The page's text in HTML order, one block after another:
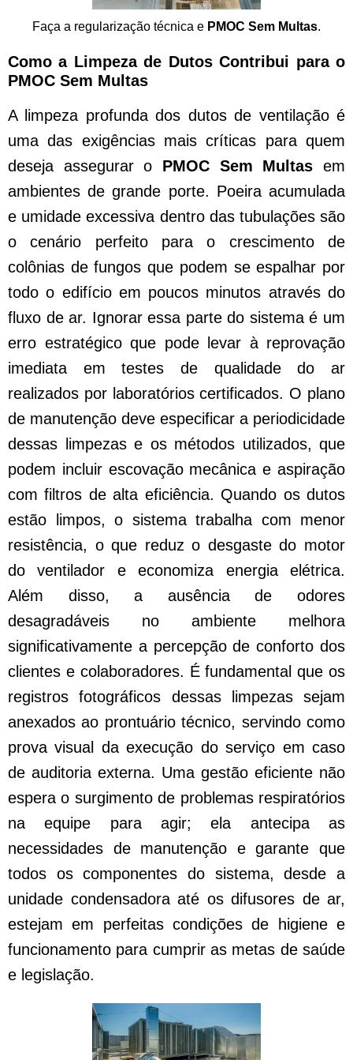
Faça a regularização técnica e PMOC Sem Multas.
Como a Limpeza de Dutos Contribui para o
PMOC Sem Multas
A limpeza profunda dos dutos de ventilação é
uma das exigências mais críticas para quem
deseja assegurar o PMOC Sem Multas em
ambientes de grande porte. Poeira acumulada
e umidade excessiva dentro das tubulações são
o cenário perfeito para o crescimento de
colônias de fungos que podem se espalhar por
todo o edifício em poucos minutos através do
fluxo de ar. Ignorar essa parte do sistema é um
erro estratégico que pode levar à reprovação
imediata em testes de qualidade do ar
realizados por laboratórios certificados. O plano
de manutenção deve especificar a periodicidade
dessas limpezas e os métodos utilizados, que
podem incluir escovação mecânica e aspiração
com filtros de alta eficiência. Quando os dutos
estão limpos, o sistema trabalha com menor
resistência, o que reduz o desgaste do motor
do ventilador e economiza energia elétrica.
Além disso, a ausência de odores
desagradáveis no ambiente melhora
significativamente a percepção de conforto dos
clientes e colaboradores. É fundamental que os
registros fotográficos dessas limpezas sejam
anexados ao prontuário técnico, servindo como
prova visual da execução do serviço em caso
de auditoria externa. Uma gestão eficiente não
espera o surgimento de problemas respiratórios
na equipe para agir; ela antecipa as
necessidades de manutenção e garante que
todos os componentes do sistema, desde a
unidade condensadora até os difusores de ar,
estejam em perfeitas condições de higiene e
funcionamento para cumprir as metas de saúde
e legislação.